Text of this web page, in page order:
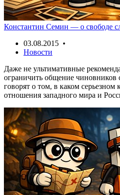
Константин Семин — о свободе
03.08.2015 •
Новости
Даже не ультимативные
ограничить общение
говорят о том, в каком серьезном
отношения западного мира и